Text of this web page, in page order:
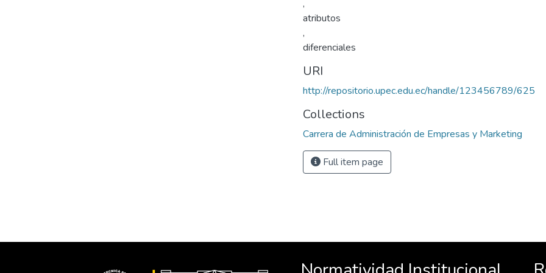
,
atributos
,
diferenciales
URI
http://repositorio.upec.edu.ec/handle/123456789/625
Collections
Carrera de Administración de Empresas y Marketing
Full item page